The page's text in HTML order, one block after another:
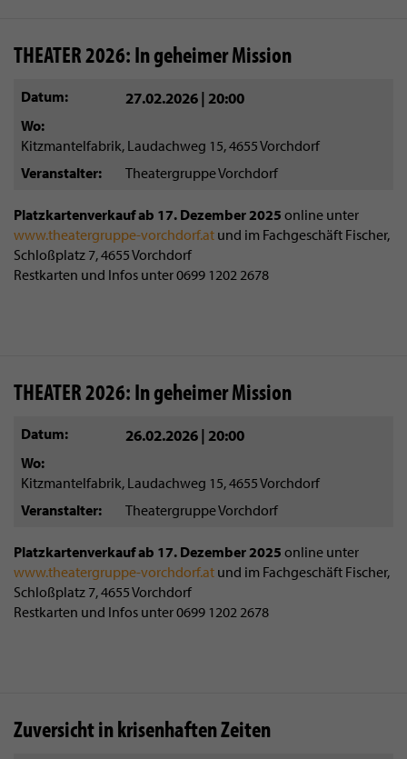
THEATER 2026: In geheimer Mission
Datum 27.02.2026 | 20:00
Wo
Kitzmantelfabrik, Laudachweg 15, 4655 Vorchdorf
Veranstalter
Theatergruppe Vorchdorf
Platzkartenverkauf ab 17. Dezember 2025 online unter
www.theatergruppe-vorchdorf.at und im Fachgeschäft Fischer,
Schloßplatz 7, 4655 Vorchdorf
Restkarten und Infos unter 0699 1202 2678
THEATER 2026: In geheimer Mission
Datum 26.02.2026 | 20:00
Wo
Kitzmantelfabrik, Laudachweg 15, 4655 Vorchdorf
Veranstalter
Theatergruppe Vorchdorf
Platzkartenverkauf ab 17. Dezember 2025 online unter
www.theatergruppe-vorchdorf.at und im Fachgeschäft Fischer,
Schloßplatz 7, 4655 Vorchdorf
Restkarten und Infos unter 0699 1202 2678
Zuversicht in krisenhaften Zeiten